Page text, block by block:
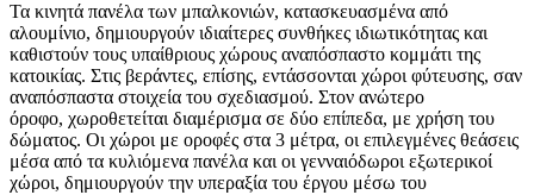
Τα κινητά πανέλα των μπαλκονιών, κατασκευασμένα από
αλουμίνιο, δημιουργούν ιδιαίτερες συνθήκες ιδιωτικότητας και
καθιστούν τους υπαίθριους χώρους αναπόσπαστο κομμάτι της
κατοικίας. Στις βεράντες, επίσης, εντάσσονται χώροι φύτευσης, σαν
αναπόσπαστα στοιχεία του σχεδιασμού. Στον ανώτερο
όροφο, χωροθετείται διαμέρισμα σε δύο επίπεδα, με χρήση του
δώματος. Οι χώροι με οροφές στα 3 μέτρα, οι επιλεγμένες θεάσεις
μέσα από τα κυλιόμενα πανέλα και οι γενναιόδωροι εξωτερικοί
χώροι, δημιουργούν την υπεραξία του έργου μέσω του